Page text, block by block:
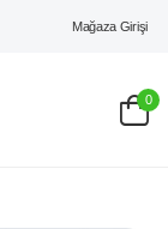
Mağaza Girişi
0